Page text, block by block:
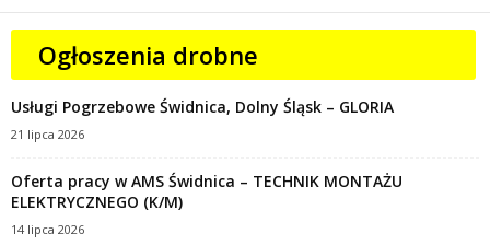
Ogłoszenia drobne
Usługi Pogrzebowe Świdnica, Dolny Śląsk – GLORIA
21 lipca 2026
Oferta pracy w AMS Świdnica – TECHNIK MONTAŻU
ELEKTRYCZNEGO (K/M)
14 lipca 2026